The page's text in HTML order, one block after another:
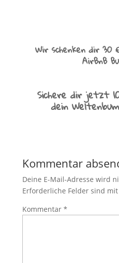
Wir schenken dir
AirBnB
Sichere dir jetzt
dein
Kommentar
Deine E-Mail-Adresse wird
Erforderliche Felder sind mit
Kommentar *